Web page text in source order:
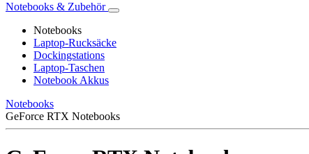
Notebooks & Zubehör
Notebooks
Laptop-Rucksäcke
Dockingstations
Laptop-Taschen
Notebook Akkus
Notebooks
GeForce RTX Notebooks